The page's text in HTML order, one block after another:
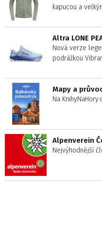
kapucou a
Altra LONE
Nová verze
podrážkou
Mapy a
Na
Alpenverein
Nejvýhodnější